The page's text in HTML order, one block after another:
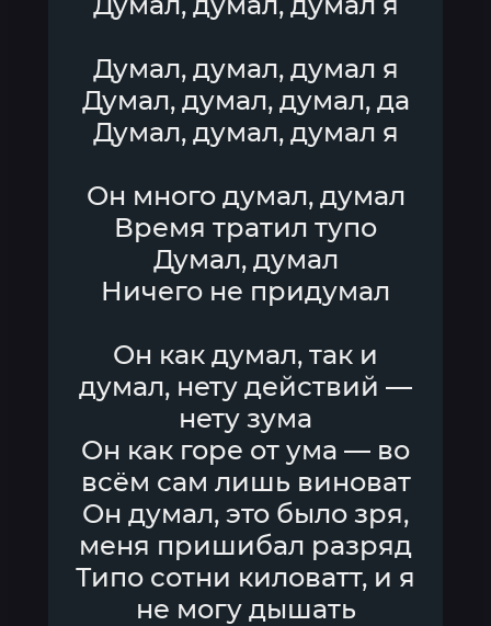
Думал, думал, думал я
Думал, думал, думал, да
Думал, думал, думал я
Он много думал, думал
Время тратил тупо
Думал, думал
Ничего не придумал
Он как думал, так и
думал, нету действий —
нету зума
Он как горе от ума — во
всём сам лишь виноват
Он думал, это было зря,
меня пришибал разряд
Типо сотни киловатт, и я
не могу дышать